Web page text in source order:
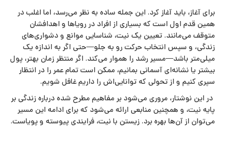
برای آغاز، باید آغاز کرد. این جمله ساده به نظر می‌رسد، اما اغلب در
همین قدم اول است که بسیاری از افراد در رویاها و اهدافشان
متوقف می‌مانند. تعیین یک نیت، شناسایی موانع و دشواری‌های
زندگی، و سپس انتخاب حرکت رو به جلو—حتی اگر به اندازه یک
میلی‌متر باشد—مسیر رشد را هموار می‌کند. اگر منتظر زمان بهتر، پول
بیشتر یا نشانه‌ای آسمانی بمانیم، ممکن است تمام عمر را در انتظار
سپری کنیم و از تحولی که توانایی‌اش را داریم غافل شویم.
در این نوشتار، مروری می‌شود بر مفاهیم مطرح‌ شده درباره زندگی بر
پایه نیت، و همچنین منابعی ارائه می‌شود که برای ادامه این مسیر
می‌توان از آن‌ها بهره برد. زیستن با نیت، فرایندی پیوسته و پویاست.